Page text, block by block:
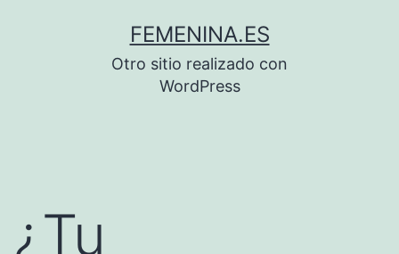
FEMENINA.ES
Otro sitio realizado con
WordPress
¿Tu